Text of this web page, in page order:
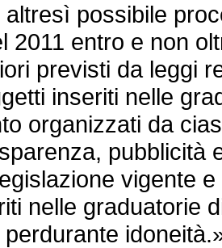
possibile
2011 entro e non
previsti da leggi
inseriti nelle
organizzati da
pubblicità
vigente
nelle graduatorie